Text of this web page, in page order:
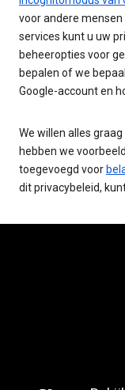
voor andere
services kunt u uw
beheeropties voor
bepalen of we
Google-account en
We willen alles
hebben we
toegevoegd voor
dit privacybeleid,